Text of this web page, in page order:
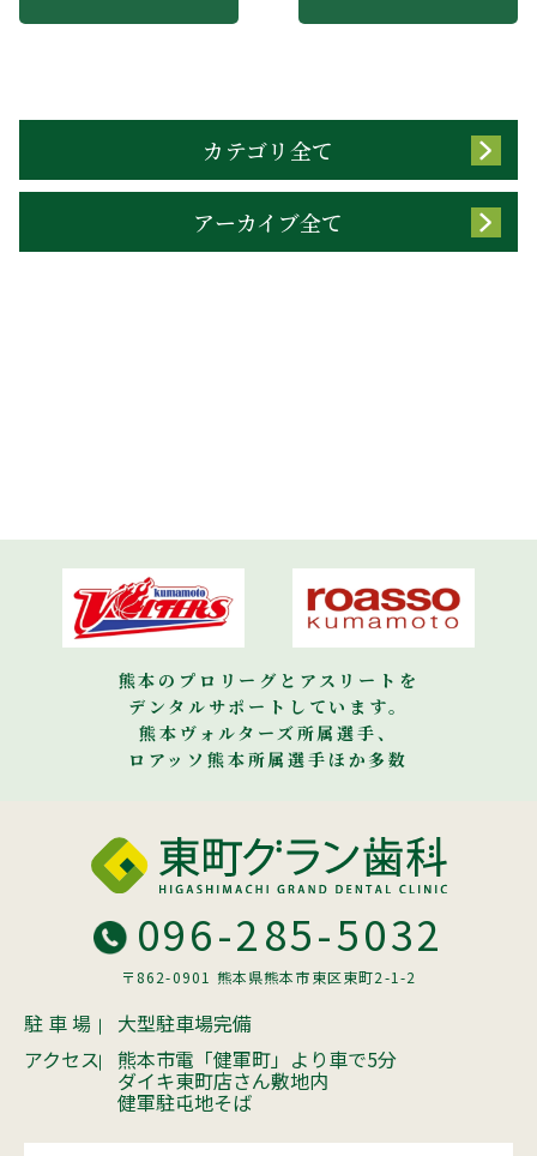
カテゴリ全て
アーカイブ全て
熊本のプロリーグとアスリートを
デンタルサポートしています。
熊本ヴォルターズ所属選手、
ロアッソ熊本所属選手ほか多数
096-285-5032
〒862-0901 熊本県熊本市東区東町2-1-2
駐 車 場
大型駐車場完備
アクセス
熊本市電「健軍町」より車で5分
ダイキ東町店さん敷地内
健軍駐屯地そば